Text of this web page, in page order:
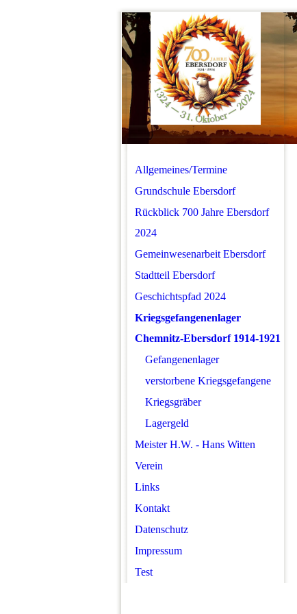
Allgemeines/Termine
Grundschule Ebersdorf
Rückblick 700 Jahre Ebersdorf
2024
Gemeinwesenarbeit Ebersdorf
Stadtteil Ebersdorf
Geschichtspfad 2024
Kriegsgefangenenlager
Chemnitz-Ebersdorf 1914-1921
Gefangenenlager
verstorbene Kriegsgefangene
Kriegsgräber
Lagergeld
Meister H.W. - Hans Witten
Verein
Links
Kontakt
Datenschutz
Impressum
Test